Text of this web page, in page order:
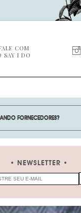
COM
SAY I DO
NEWSLETTER